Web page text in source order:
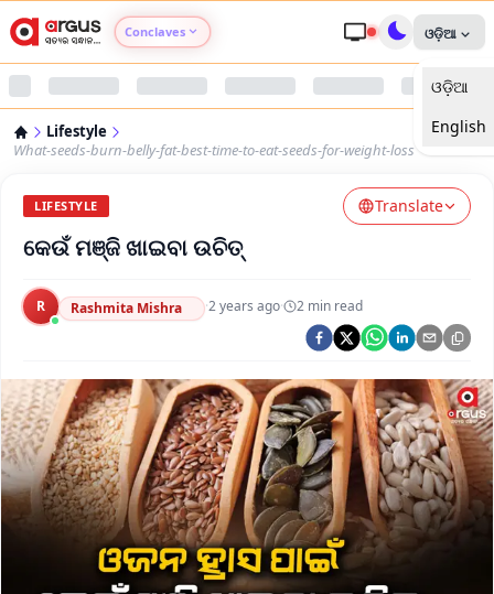
Conclaves
Argus Nari Shakti
Argus Health Connect
Argus Swaad Odisha
Argus Chalo Dekhein Apna Desh
ଓଡ଼ିଆ
ଓଡ଼ିଆ
English
Lifestyle
What-seeds-burn-belly-fat-best-time-to-eat-seeds-for-weight-loss
LIFESTYLE Translate
କେଉଁ ମଞ୍ଜି ଖାଇବା ଉଚିତ୍
R Rashmita Mishra ·2 years ago· 2 min read